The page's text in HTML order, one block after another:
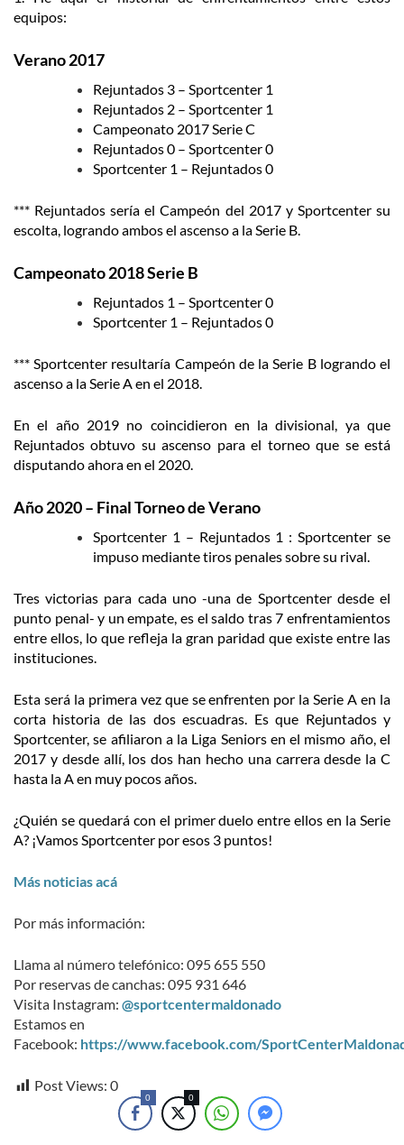
equipos:
Verano 2017
Rejuntados 3 – Sportcenter 1
Rejuntados 2 – Sportcenter 1
Campeonato 2017 Serie C
Rejuntados 0 – Sportcenter 0
Sportcenter 1 – Rejuntados 0
*** Rejuntados sería el Campeón del 2017 y Sportcenter su
escolta, logrando ambos el ascenso a la Serie B.
Campeonato 2018 Serie B
Rejuntados 1 – Sportcenter 0
Sportcenter 1 – Rejuntados 0
*** Sportcenter resultaría Campeón de la Serie B logrando el
ascenso a la Serie A en el 2018.
En el año 2019 no coincidieron en la divisional, ya que
Rejuntados obtuvo su ascenso para el torneo que se está
disputando ahora en el 2020.
Año 2020 – Final Torneo de Verano
Sportcenter 1 – Rejuntados 1 : Sportcenter se
impuso mediante tiros penales sobre su rival.
Tres victorias para cada uno -una de Sportcenter desde el
punto penal- y un empate, es el saldo tras 7 enfrentamientos
entre ellos, lo que refleja la gran paridad que existe entre las
instituciones.
Esta será la primera vez que se enfrenten por la Serie A en la
corta historia de las dos escuadras. Es que Rejuntados y
Sportcenter, se afiliaron a la Liga Seniors en el mismo año, el
2017 y desde allí, los dos han hecho una carrera desde la C
hasta la A en muy pocos años.
¿Quién se quedará con el primer duelo entre ellos en la Serie
A? ¡Vamos Sportcenter por esos 3 puntos!
Más noticias acá
Por más información:
Llama al número telefónico: 095 655 550
Por reservas de canchas: 095 931 646
Visita Instagram: @sportcentermaldonado
Estamos en
Facebook: https://www.facebook.com/
Post Views: 0
0 0